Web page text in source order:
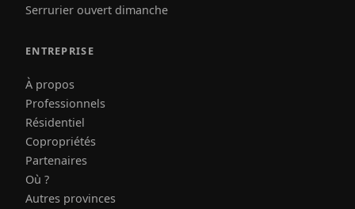
Serrurier ouvert dimanche
ENTREPRISE
À propos
Professionnels
Résidentiel
Copropriétés
Partenaires
Où ?
Autres provinces